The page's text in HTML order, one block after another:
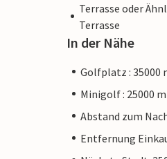
Terrasse oder
Terrasse
In der Nähe
Golfplatz : 35000
Minigolf : 25000 m
Abstand zum
Entfernung